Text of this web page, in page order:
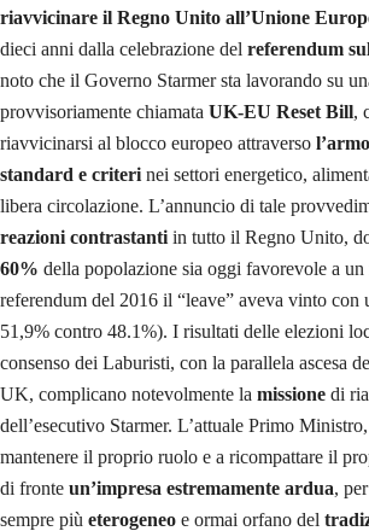
riavvicinare il Regno Unito all’Unione
dieci anni dalla celebrazione del referendum
noto che il Governo Starmer sta lavorando su
provvisoriamente chiamata UK-EU Reset Bill,
riavvicinarsi al blocco europeo attraverso
standard e criteri nei settori energetico,
libera circolazione. L’annuncio di tale
reazioni contrastanti in tutto il Regno Unito,
60% della popolazione sia oggi favorevole a un
referendum del 2016 il “leave” aveva vinto con
51,9% contro 48.1%). I risultati delle elezioni
consenso dei Laburisti, con la parallela ascesa
UK, complicano notevolmente la missione di
dell’esecutivo Starmer. L’attuale Primo
mantenere il proprio ruolo e a ricompattare il
di fronte un’impresa estremamente ardua,
sempre più eterogeneo e ormai orfano del